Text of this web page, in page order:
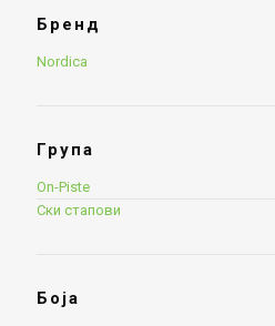
Бренд
Nordica
Група
On-Piste
Ски стапови
Боја